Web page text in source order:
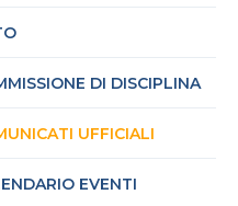
DI DISCIPLINA
UFFICIALI
EVENTI